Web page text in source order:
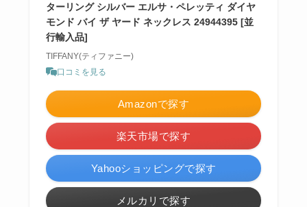
ターリング シルバー エルサ・ペレッティ ダイヤ
モンド バイ ザ ヤード ネックレス 24944395 [並
行輸入品]
TIFFANY(ティファニー)
口コミを見る
Amazonで探す
楽天市場で探す
Yahooショッピングで探す
メルカリで探す